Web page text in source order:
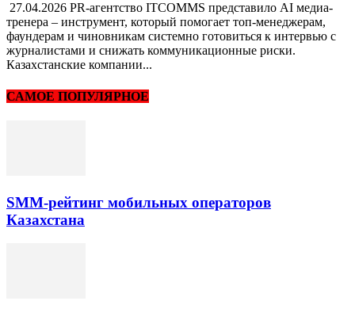
27.04.2026 PR-агентство ITCOMMS представило AI медиа-
тренера – инструмент, который помогает топ-менеджерам,
фаундерам и чиновникам системно готовиться к интервью с
журналистами и снижать коммуникационные риски.
Казахстанские компании...
САМОЕ ПОПУЛЯРНОЕ
SMM-рейтинг мобильных операторов
Казахстана